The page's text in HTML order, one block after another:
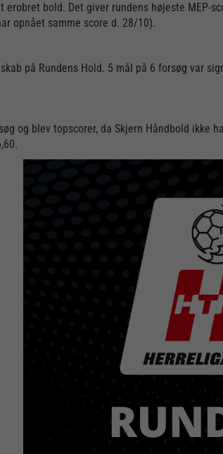
erobret bold. Det giver rundens højeste
opnået samme score d. 28/10).
på Rundens Hold. 5 mål på 6 forsøg var
og blev topscorer, da Skjern Håndbold